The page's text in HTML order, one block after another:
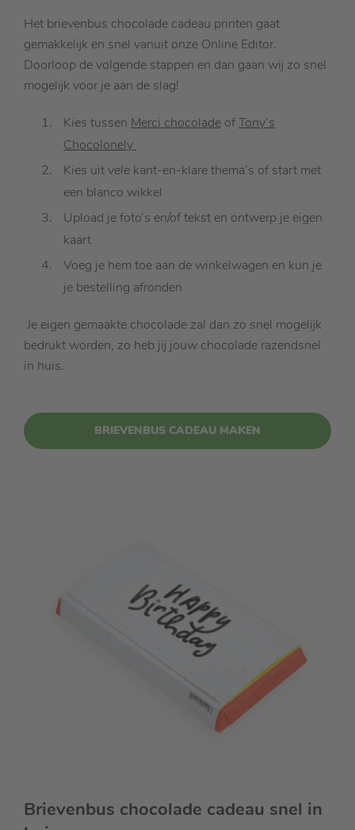
Het brievenbus chocolade cadeau printen gaat
gemakkelijk en snel vanuit onze Online Editor.
Doorloop de volgende stappen en dan gaan wij zo snel
mogelijk voor je aan de slag!
Kies tussen Merci chocolade ofTony’s
Chocolonely
Kies uit vele kant-en-klare thema’s of start met
een blanco wikkel
Upload je foto’s en/of tekst en ontwerp je eigen
kaart
Voeg je hem toe aan de winkelwagen en kun je
je bestelling afronden
Je eigen gemaakte chocolade zal dan zo snel mogelijk
bedrukt worden, zo heb jij jouw chocolade razendsnel
in huis.
BRIEVENBUS CADEAU MAKEN
Brievenbus chocolade cadeau snel in